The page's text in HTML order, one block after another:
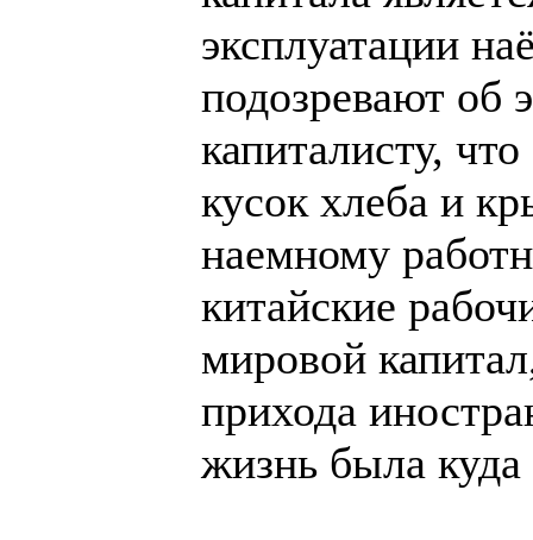
эксплуатации
подозревают об
капиталисту,
кусок хлеба и
наемному
китайские
мировой
прихода
жизнь была